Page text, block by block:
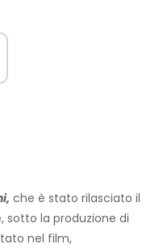
che è stato rilasciato il
sotto la produzione di
nel film,